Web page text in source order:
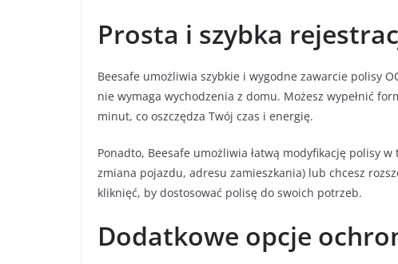
Prosta i szybka
Beesafe umożliwia szybkie i wygodne zawarcie polisy
nie wymaga wychodzenia z domu. Możesz wypełnić
minut, co oszczędza Twój czas i energię.
Ponadto, Beesafe umożliwia łatwą modyfikację polisy
zmiana pojazdu, adresu zamieszkania) lub chcesz
kliknięć, by dostosować polisę do swoich potrzeb.
Dodatkowe opcje